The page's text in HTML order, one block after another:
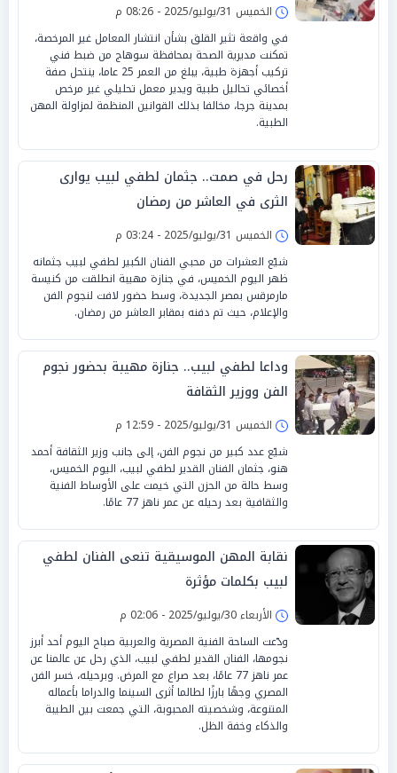
الخميس 31/يوليو/2025 - 08:26 م
في واقعة تثير القلق بشأن انتشار المعامل غير المرخصة،
تمكنت مديرية الصحة بمحافظة سوهاج من ضبط فني
تركيب أجهزة طبية، يبلغ من العمر 25 عاما، ينتحل صفة
أخصائي تحاليل طبية ويدير معمل تحليلي غير مرخص
بمدينة جرجا، مخالفا بذلك القوانين المنظمة لمزاولة المهن
الطبية.
رحل في صمت.. جثمان لطفي لبيب يوارى
الثرى في العاشر من رمضان
الخميس 31/يوليو/2025 - 03:24 م
شيّع العشرات من محبي الفنان الكبير لطفي لبيب جثمانه
ظهر اليوم الخميس، في جنازة مهيبة انطلقت من كنيسة
مارمرقس بمصر الجديدة، وسط حضور لافت لنجوم الفن
والإعلام، حيث تم دفنه بمقابر العاشر من رمضان.
وداعا لطفي لبيب.. جنازة مهيبة بحضور نجوم
الفن ووزير الثقافة
الخميس 31/يوليو/2025 - 12:59 م
شيّع عدد كبير من نجوم الفن، إلى جانب وزير الثقافة أحمد
هنو، جثمان الفنان القدير لطفي لبيب، اليوم الخميس،
وسط حالة من الحزن التي خيمت على الأوساط الفنية
والثقافية بعد رحيله عن عمر ناهز 77 عامًا.
نقابة المهن الموسيقية تنعى الفنان لطفي
لبيب بكلمات مؤثرة
الأربعاء 30/يوليو/2025 - 02:06 م
ودّعت الساحة الفنية المصرية والعربية صباح اليوم أحد أبرز
نجومها، الفنان القدير لطفي لبيب، الذي رحل عن عالمنا عن
عمر ناهز 77 عامًا، بعد صراع مع المرض. وبرحيله، خسر الفن
المصري وجهًا بارزًا لطالما أثرى السينما والدراما بأعماله
المتنوعة، وشخصيته المحبوبة، التي جمعت بين الطيبة
والذكاء وخفة الظل.